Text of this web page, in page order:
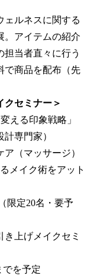
ェルネスに関する
。アイテムの紹介
担当者直々に行う
で商品を配布（先
クセミナー＞
変える印象戦略」
専門家）
（マッサージ）
メイク術をアット
限定20名・要予
げメイクセミ
でを予定